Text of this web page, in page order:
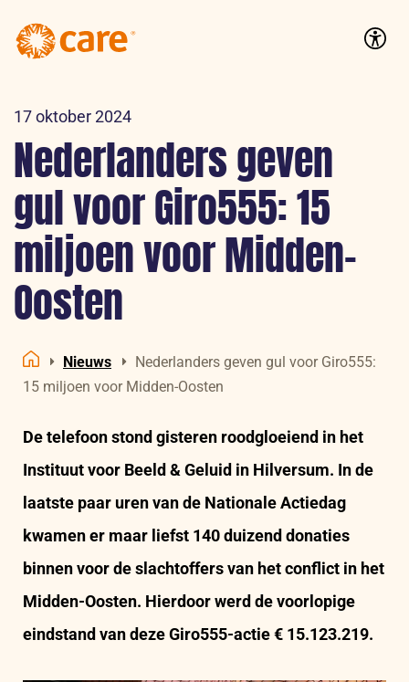
17 oktober 2024
Nederlanders geven
gul voor Giro555: 15
miljoen voor Midden-
Oosten
Home
Nieuws
Nederlanders geven gul voor Giro555:
15 miljoen voor Midden-Oosten
De telefoon stond gisteren roodgloeiend in het
Instituut voor Beeld & Geluid in Hilversum. In de
laatste paar uren van de Nationale Actiedag
kwamen er maar liefst 140 duizend donaties
binnen voor de slachtoffers van het conflict in het
Midden-Oosten. Hierdoor werd de voorlopige
eindstand van deze Giro555-actie € 15.123.219.